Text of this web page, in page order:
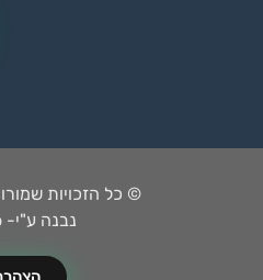
© כל הזכויות
נבנה ע"י- omx-studio